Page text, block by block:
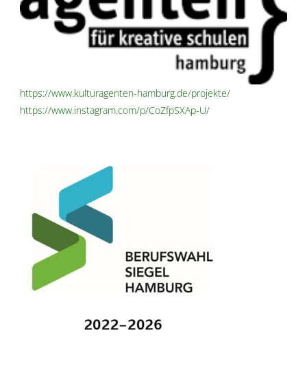
https://www.kulturagenten-hamburg.de/projekte/
https://www.instagram.com/p/CoZfpSXAp-U/